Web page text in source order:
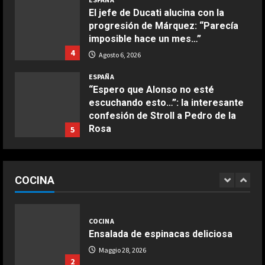
4
El jefe de Ducati alucina con la
progresión de Márquez: “Parecía
imposible hace un mes…”
Agosto 6, 2026
5
ESPAÑA
“Espero que Alonso no esté
escuchando esto…”: la interesante
confesión de Stroll a Pedro de la
Rosa
común”: Un piloto de Ducati explica
la gran cualidad que ambos
Agosto 6, 2026
ESPAÑA
“Max me dijo que me centrara”: el
consejo de Verstappen a Antonelli
COCINA
Buñuelos de alcachofas
Aprile 5, 2026
Ternera guisada con senderuelas
Marzo 20, 2026
Ensalada de habas y alcachofas con
langostinos
2
COCINA
Ensalada de espinacas deliciosa
Maggio 28, 2026
DEPORTES
en Uganda
Agosto 6, 2026